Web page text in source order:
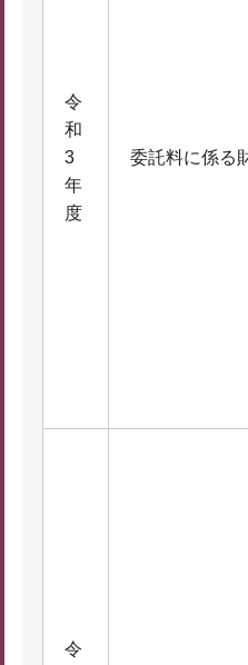
令
和
3
年
度
委託料に係る
令